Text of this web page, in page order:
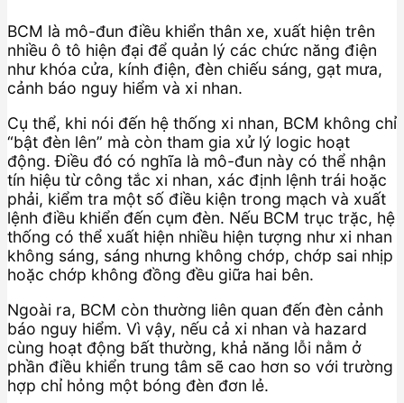
BCM là mô-đun điều khiển thân xe, xuất hiện trên
nhiều ô tô hiện đại để quản lý các chức năng điện
như khóa cửa, kính điện, đèn chiếu sáng, gạt mưa,
cảnh báo nguy hiểm và xi nhan.
Cụ thể, khi nói đến hệ thống xi nhan, BCM không chỉ
“bật đèn lên” mà còn tham gia xử lý logic hoạt
động. Điều đó có nghĩa là mô-đun này có thể nhận
tín hiệu từ công tắc xi nhan, xác định lệnh trái hoặc
phải, kiểm tra một số điều kiện trong mạch và xuất
lệnh điều khiển đến cụm đèn. Nếu BCM trục trặc, hệ
thống có thể xuất hiện nhiều hiện tượng như xi nhan
không sáng, sáng nhưng không chớp, chớp sai nhịp
hoặc chớp không đồng đều giữa hai bên.
Ngoài ra, BCM còn thường liên quan đến đèn cảnh
báo nguy hiểm. Vì vậy, nếu cả xi nhan và hazard
cùng hoạt động bất thường, khả năng lỗi nằm ở
phần điều khiển trung tâm sẽ cao hơn so với trường
hợp chỉ hỏng một bóng đèn đơn lẻ.